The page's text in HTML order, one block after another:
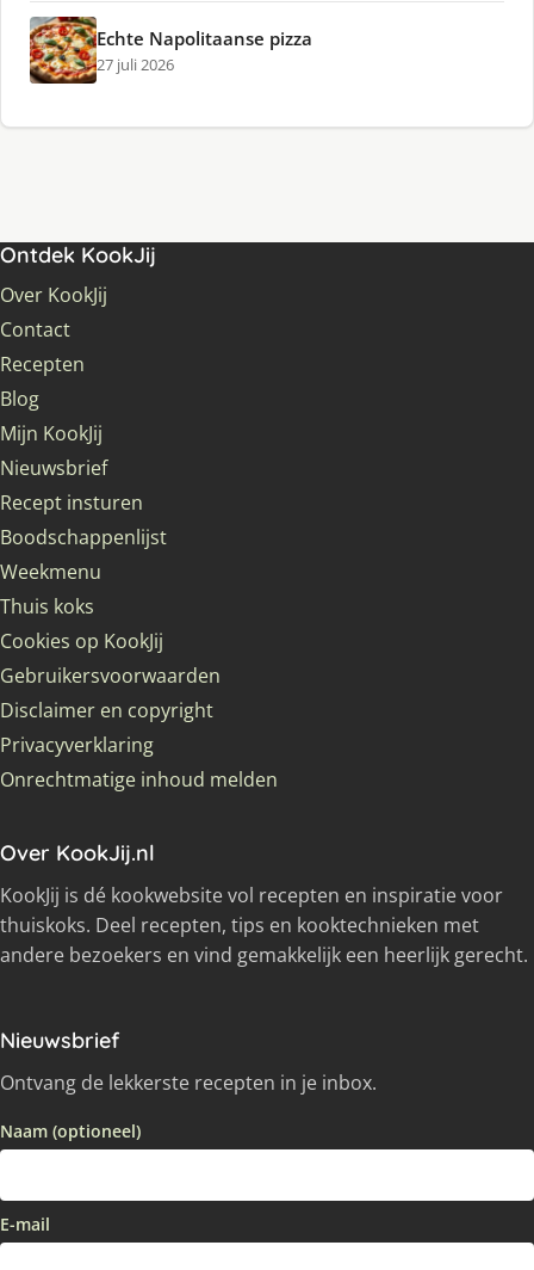
Echte Napolitaanse pizza
27 juli 2026
Ontdek KookJij
Over KookJij
Contact
Recepten
Blog
Mijn KookJij
Nieuwsbrief
Recept insturen
Boodschappenlijst
Weekmenu
Thuis koks
Cookies op KookJij
Gebruikersvoorwaarden
Disclaimer en copyright
Privacyverklaring
Onrechtmatige inhoud melden
Over KookJij.nl
KookJij is dé kookwebsite vol recepten en inspiratie voor
thuiskoks. Deel recepten, tips en kooktechnieken met
andere bezoekers en vind gemakkelijk een heerlijk gerecht.
Nieuwsbrief
Ontvang de lekkerste recepten in je inbox.
Naam (optioneel)
E-mail